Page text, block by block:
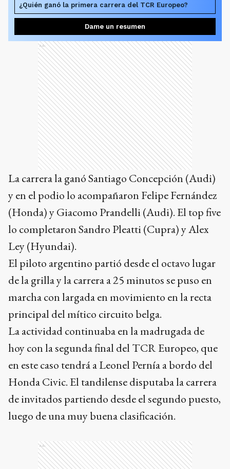
¿Quién ganó la primera carrera del TCR Europeo?
Dame un resumen
Ads
La carrera la ganó Santiago Concepción (Audi)
y en el podio lo acompañaron Felipe Fernández
(Honda) y Giacomo Prandelli (Audi). El top five
lo completaron Sandro Pleatti (Cupra) y Alex
Ley (Hyundai).
El piloto argentino partió desde el octavo lugar
de la grilla y la carrera a 25 minutos se puso en
marcha con largada en movimiento en la recta
principal del mítico circuito belga.
La actividad continuaba en la madrugada de
hoy con la segunda final del TCR Europeo, que
en este caso tendrá a Leonel Pernía a bordo del
Honda Civic. El tandilense disputaba la carrera
de invitados partiendo desde el segundo puesto,
luego de una muy buena clasificación.
Ads